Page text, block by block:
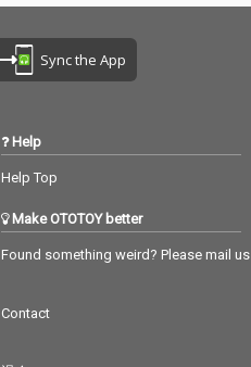
Sync the App
Help
Help Top
Make OTOTOY better
Found something weird? Please mail us
Contact